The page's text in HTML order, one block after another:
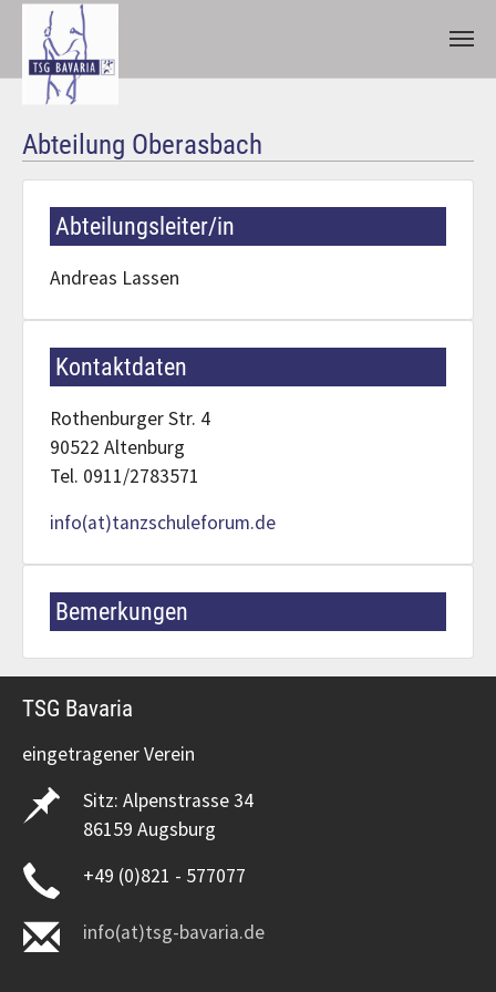
Zum Hauptinhalt springen
Abteilung Oberasbach
Abteilungsleiter/in
Andreas Lassen
Kontaktdaten
Rothenburger Str. 4
90522 Altenburg
Tel. 0911/2783571
info(at)tanzschuleforum.de
Bemerkungen
TSG Bavaria
eingetragener Verein
Sitz: Alpenstrasse 34
86159 Augsburg
+49 (0)821 - 577077
info(at)tsg-bavaria.de